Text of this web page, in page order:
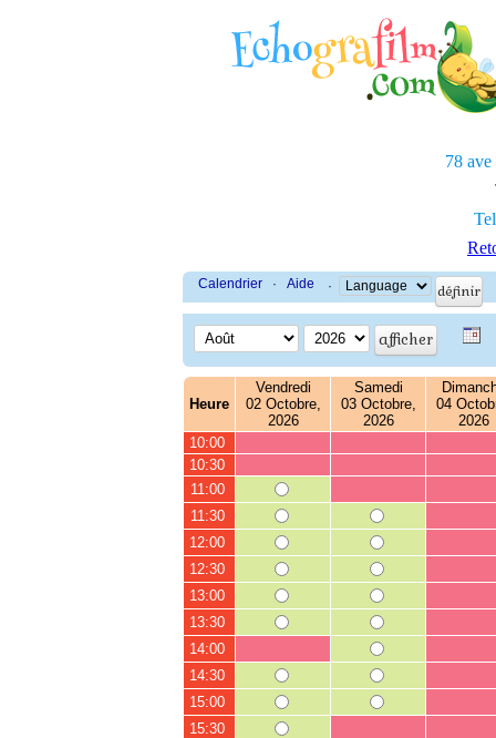
78 ave
Calendrier · Aide ·
Heure
Vendredi
02 Octobre,
2026
Samedi
03 Octobre,
2026
04
2026
10:00
10:30
11:00
11:30
12:00
12:30
13:00
13:30
14:00
14:30
15:00
15:30